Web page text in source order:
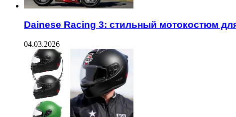
Dainese Racing 3: стильный мотокостюм
04.03.2026